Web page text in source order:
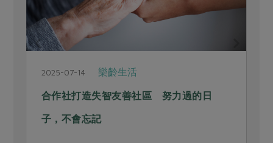
2025-07-14 樂齡生活
合作社打造失智友善社區 努力過的日
子，不會忘記